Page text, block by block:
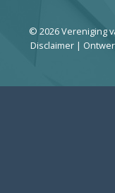
© 2026 Vereniging
Disclaimer|